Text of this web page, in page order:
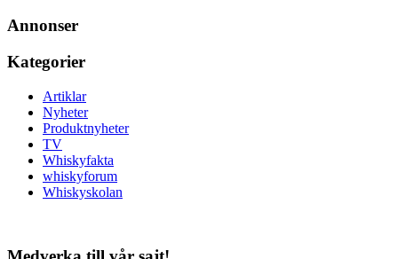
Annonser
Kategorier
Artiklar
Nyheter
Produktnyheter
TV
Whiskyfakta
whiskyforum
Whiskyskolan